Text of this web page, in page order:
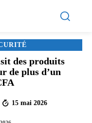
des produits
de plus d’un
15 mai 2026